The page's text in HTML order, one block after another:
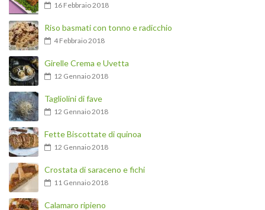
16 Febbraio 2018
Riso basmati con tonno e radicchio
4 Febbraio 2018
Girelle Crema e Uvetta
12 Gennaio 2018
Tagliolini di fave
12 Gennaio 2018
Fette Biscottate di quinoa
12 Gennaio 2018
Crostata di saraceno e fichi
11 Gennaio 2018
Calamaro ripieno